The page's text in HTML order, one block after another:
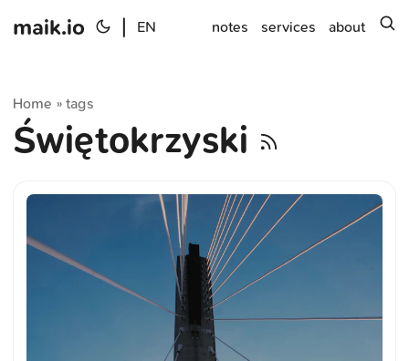
maik.io EN notes services about
Home »tags
Świętokrzyski